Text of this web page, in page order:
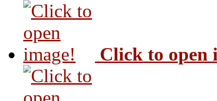
Click to open